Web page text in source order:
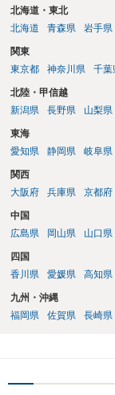
北海道・東北
北海道
青森県 岩手県
関東
東京都
神奈川県 千葉
北陸・甲信越
新潟県
長野県 山梨県
東海
愛知県
静岡県 岐阜県
関西
大阪府
兵庫県 京都府
中国
広島県
岡山県 山口県
四国
香川県
愛媛県 高知県
九州・沖縄
福岡県
佐賀県 長崎県